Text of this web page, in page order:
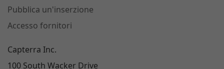
Pubblica un'inserzione
Accesso fornitori
Capterra Inc.
100 South Wacker Drive